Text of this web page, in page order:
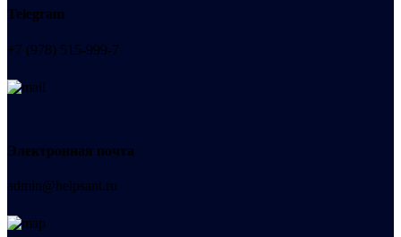
Telegram
+7 (978) 515-999-7
Электронная почта
admin@helpsant.ru